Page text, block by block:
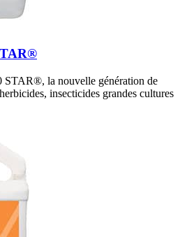
la nouvelle génération de
insecticides grandes cultures